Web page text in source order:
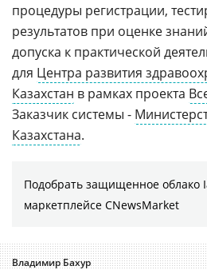
процедуры регистрации,
результатов при оценке
допуска к практической
для Центра развития
Казахстан в рамках проекта
Заказчик системы -
Казахстана.
Подобрать защищенное облако
маркетплейсе CNewsMarket
Владимир Бахур